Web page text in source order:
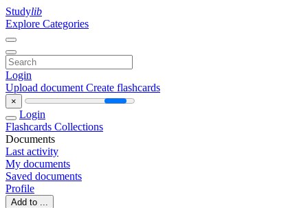
Studylib
Explore Categories
Login
Upload document Create flashcards
×
Login
Flashcards Collections
Documents
Last activity
My documents
Saved documents
Profile
Add to ...